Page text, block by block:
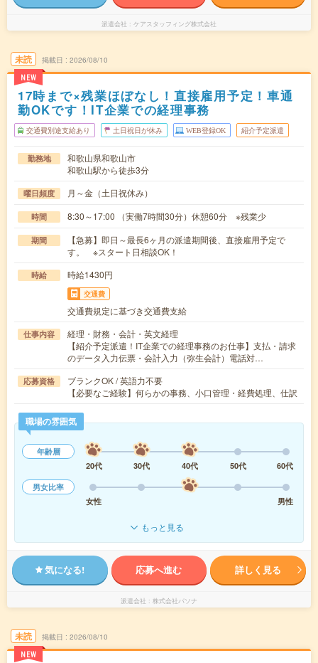
派遣会社 ケアスタッフィング株式会社
未読
NEW
掲載日 2026/08/10
17時まで×残業ほぼなし！直接雇用予定！車通
勤OKです！IT企業での経理事務
交通費別途支給あり 土日祝日が休み WEB登録OK 紹介予定派遣
勤務地
和歌山県和歌山市
和歌山駅から徒歩3分
曜日頻度 月～金（土日祝休み）
時間 8:30～17:00 （実働7時間30分）休憩60分 ※残業少
期間
【急募】即日～最長6ヶ月の派遣期間後、直接雇用予定で
す。 ※スタート日相談OK！
時給 時給1430円
交通費
交通費規定に基づき交通費支給
仕事内容
経理・財務・会計・英文経理
【紹介予定派遣！IT企業での経理事務のお仕事】支払・請求
のデータ入力伝票・会計入力（弥生会計）電話対…
応募資格
ブランクOK / 英語力不要
【必要なご経験】何らかの事務、小口管理・経費処理、仕訳
職場の雰囲気
年齢層
20代
30代 40代 50代
60代
男女比率
女性
男性
もっと見る
気になる! 応募へ進む 詳しく見る
派遣会社 株式会社パソナ
未読
NEW
掲載日 2026/08/10